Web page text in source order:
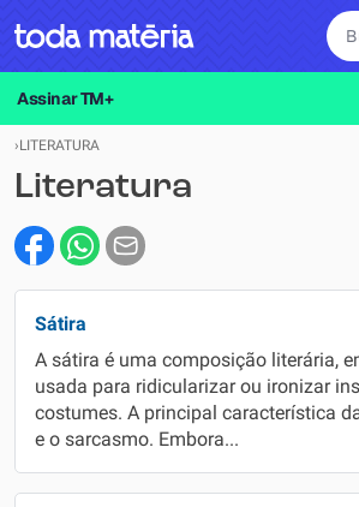
Assinar TM+
›LITERATURA
Literatura
Sátira
A sátira é uma composição literária,
usada para ridicularizar ou ironizar
costumes. A principal característica
e o sarcasmo. Embora...